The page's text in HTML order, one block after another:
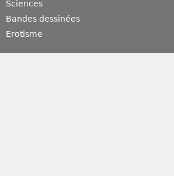
Sciences
Bandes dessinées
Erotisme